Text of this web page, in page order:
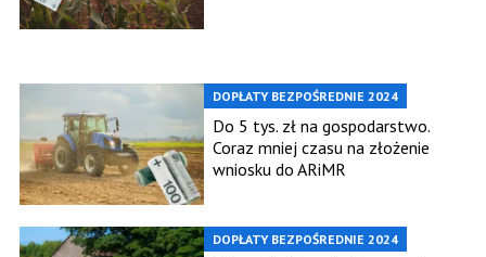
DOPŁATY BEZPOŚREDNIE 2024
Do 5 tys. zł na gospodarstwo.
Coraz mniej czasu na złożenie
wniosku do ARiMR
DOPŁATY BEZPOŚREDNIE 2024